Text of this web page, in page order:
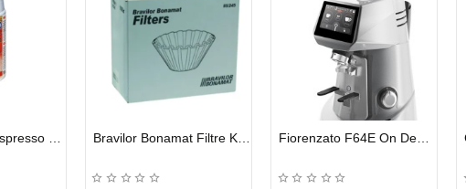
Puly Caff Plus Espresso Makinesi Temizleyici Tablet 100 x 1.35 G
HIZLI
GÖNDERİ
Bravilor Bonamat Filtre Kağıdı 85/245 MM 1000 Adet
GÖNDERİ
Fiorenzato F64E On Demand Kahve Değirmeni – Gri